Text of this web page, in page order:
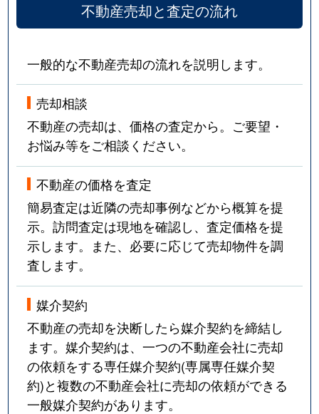
不動産売却と査定の流れ
一般的な不動産売却の流れを説明します。
売却相談
不動産の売却は、価格の査定から。ご要望・
お悩み等をご相談ください。
不動産の価格を査定
簡易査定は近隣の売却事例などから概算を提
示。訪問査定は現地を確認し、査定価格を提
示します。また、必要に応じて売却物件を調
査します。
媒介契約
不動産の売却を決断したら媒介契約を締結し
ます。媒介契約は、一つの不動産会社に売却
の依頼をする専任媒介契約(専属専任媒介契
約)と複数の不動産会社に売却の依頼ができる
一般媒介契約があります。